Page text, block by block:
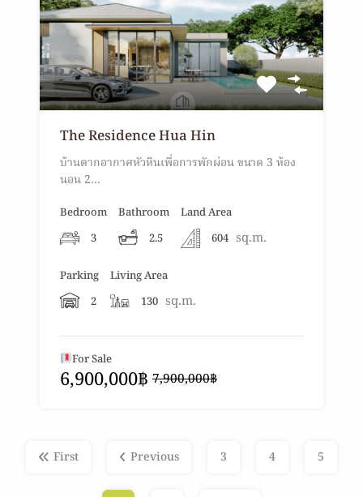
The Residence Hua Hin
บ้านตากอากาศหัวหินเพื่อการพักผ่อน ขนาด 3 ห้อง
นอน 2…
Bedroom
3
Bathroom
2.5
Land Area
604 sq.m.
Parking
2
Living Area
130 sq.m.
For Sale
6,900,000฿ 7,900,000฿
First Previous 3 4 5